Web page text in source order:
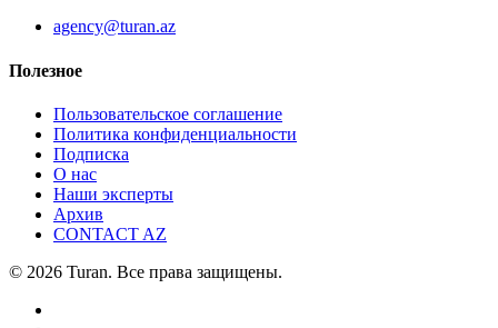
agency@turan.az
Полезное
Пользовательское соглашение
Политика конфиденциальности
Подписка
О нас
Наши эксперты
Архив
CONTACT AZ
© 2026 Turan. Все права защищены.